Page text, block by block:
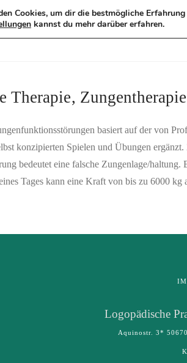
Therapie,
basiert auf der von
konzipierten Spielen und Übungen
bedeutet eine falsche Zungenlage/
Tages kann eine Kraft von bis zu 6000
Logo­pädische
Aquinostr. 3*
Cookies, um dir die bestmögliche
kannst du mehr darüber erfahren.